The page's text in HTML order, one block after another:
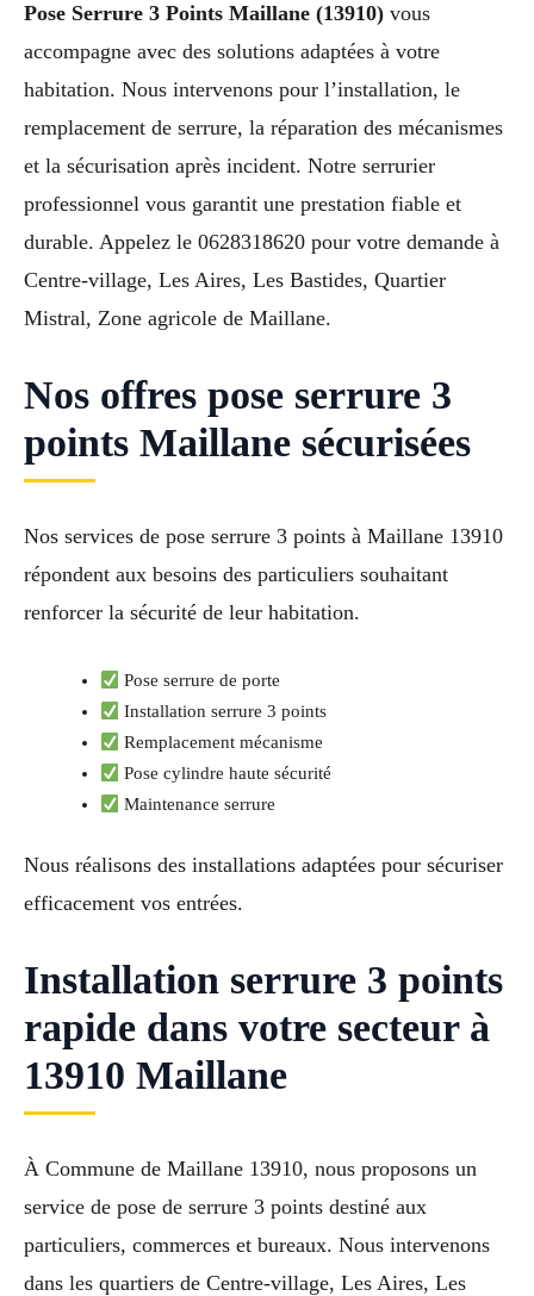
Pose Serrure 3 Points Maillane (13910) vous
accompagne avec des solutions adaptées à votre
habitation. Nous intervenons pour l’installation, le
remplacement de serrure, la réparation des mécanismes
et la sécurisation après incident. Notre serrurier
professionnel vous garantit une prestation fiable et
durable. Appelez le 0628318620 pour votre demande à
Centre-village, Les Aires, Les Bastides, Quartier
Mistral, Zone agricole de Maillane.
Nos offres pose serrure 3
points Maillane sécurisées
Nos services de pose serrure 3 points à Maillane 13910
répondent aux besoins des particuliers souhaitant
renforcer la sécurité de leur habitation.
Pose serrure de porte
Installation serrure 3 points
Remplacement mécanisme
Pose cylindre haute sécurité
Maintenance serrure
Nous réalisons des installations adaptées pour sécuriser
efficacement vos entrées.
Installation serrure 3 points
rapide dans votre secteur à
13910 Maillane
À Commune de Maillane 13910, nous proposons un
service de pose de serrure 3 points destiné aux
particuliers, commerces et bureaux. Nous intervenons
dans les quartiers de Centre-village, Les Aires, Les